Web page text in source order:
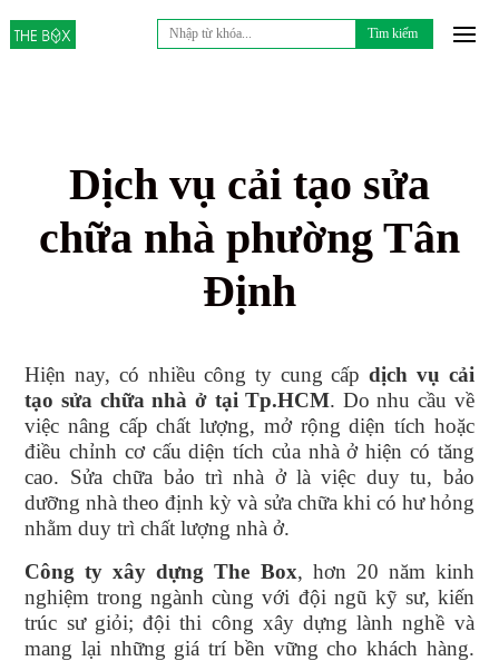
Tìm
kiếm
Dịch vụ cải tạo sửa
chữa nhà phường Tân
Định
Hiện nay, có nhiều công ty cung cấpdịch vụ cải
tạo sửa chữa nhà ở tại Tp.HCM. Do nhu cầu về
việc nâng cấp chất lượng, mở rộng diện tích hoặc
điều chỉnh cơ cấu diện tích của nhà ở hiện có tăng
cao. Sửa chữa bảo trì nhà ở là việc duy tu, bảo
dưỡng nhà theo định kỳ và sửa chữa khi có hư hỏng
nhằm duy trì chất lượng nhà ở.
Công ty xây dựng The Box, hơn 20 năm kinh
nghiệm trong ngành cùng với đội ngũ kỹ sư, kiến
trúc sư giỏi; đội thi công xây dựng lành nghề và
mang lại những giá trí bền vững cho khách hàng.